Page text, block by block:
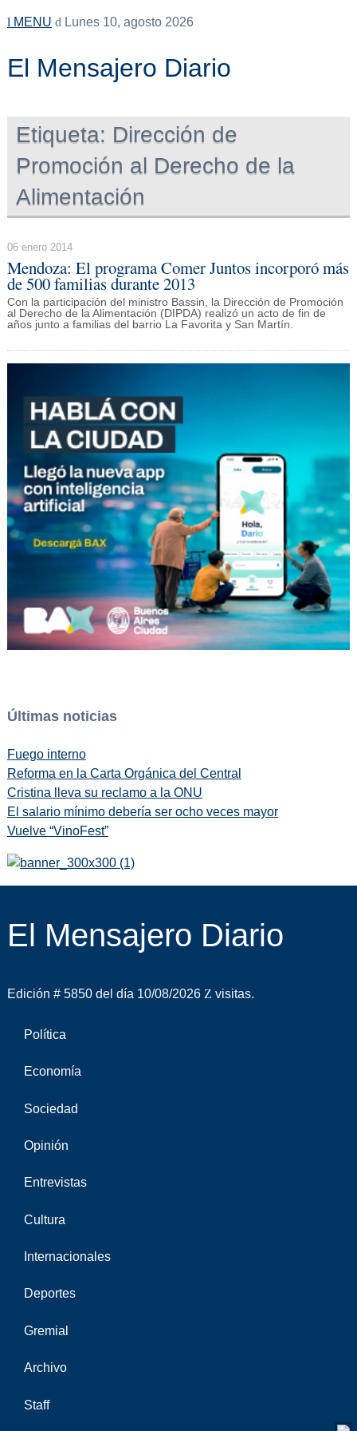
MENU Lunes 10, agosto 2026
El Mensajero Diario
Etiqueta: Dirección de
Promoción al Derecho de la
Alimentación
06 enero 2014
Mendoza: El programa Comer Juntos incorporó más
de 500 familias durante 2013
Con la participación del ministro Bassin, la Dirección de Promoción
al Derecho de la Alimentación (DIPDA) realizó un acto de fin de
años junto a familias del barrio La Favorita y San Martín.
Últimas noticias
Fuego interno
Reforma en la Carta Orgánica del Central
Cristina lleva su reclamo a la ONU
El salario mínimo debería ser ocho veces mayor
Vuelve “VinoFest”
El Mensajero Diario
Edición # 5850 del día 10/08/2026 visitas.
Política
Economía
Sociedad
Opinión
Entrevistas
Cultura
Internacionales
Deportes
Gremial
Archivo
Staff